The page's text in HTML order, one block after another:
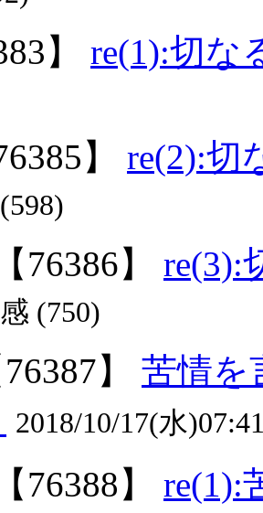
】 re(1):切な
】 re(2):切
76386】 re(3):
(750)
76387】
苦情を
2018/10/17(水
76388】
re(1):